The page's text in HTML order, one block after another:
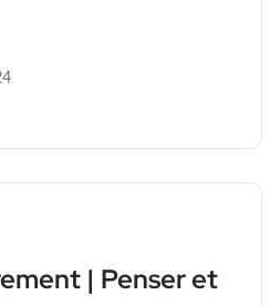
| Penser et